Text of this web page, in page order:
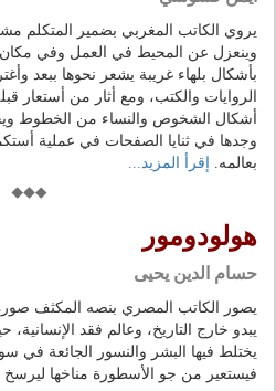
يروي الكاتب المغربي بضمير المتكلم
وينعزل عن المحيط في العمل وفي مكان
بأشكال بلهاء غريبة يشعر نحوها ببعد
الروايات والكتب، ومع أثار من أستعار
أشكال الشخوص والنساء من الخطوط
وجدها في ثنايا الصفحات في عملية
بعالمه.
إقرأ المزيد...
هولودومور
حسام الدين يحيى
يصور الكاتب المصري بنصه المكثف
يبدو خارج التاريخ، وعالم فقد
يختلط فيها البشر والنسور الجائعة
فيستعير من جو الأسطورة مناخها ليرسخ